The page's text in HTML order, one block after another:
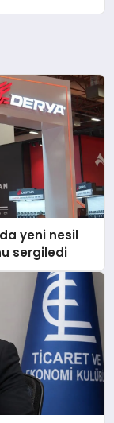
yeni nesil
sergiledi